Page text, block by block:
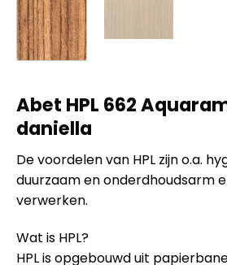
Abet HPL 662
daniella
De voordelen van HPL zijn o.a.
duurzaam en onderdhoudsarm
verwerken.
Wat is HPL?
HPL is opgebouwd uit